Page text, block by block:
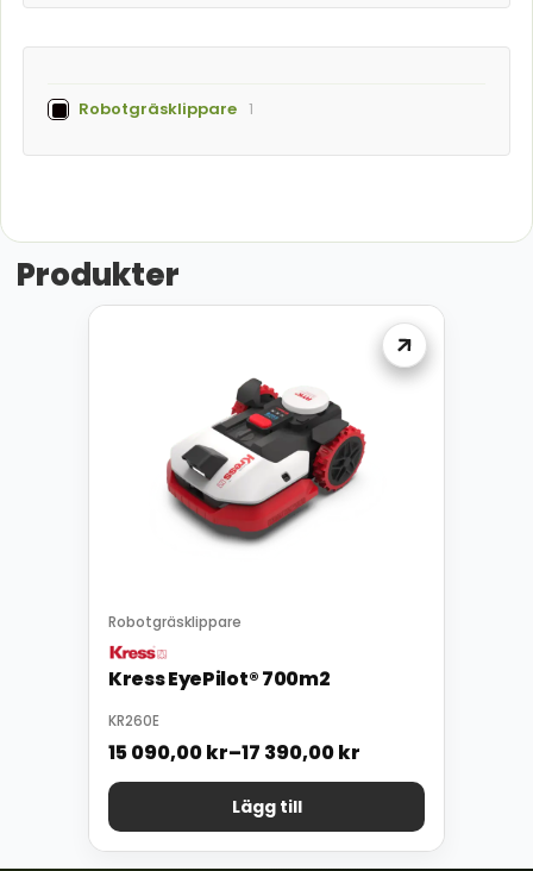
Robotgräsklippare 1
Produkter
Robotgräsklippare
Kress EyePilot® 700m2
KR260E
15 090,00kr–17 390,00kr
Lägg till